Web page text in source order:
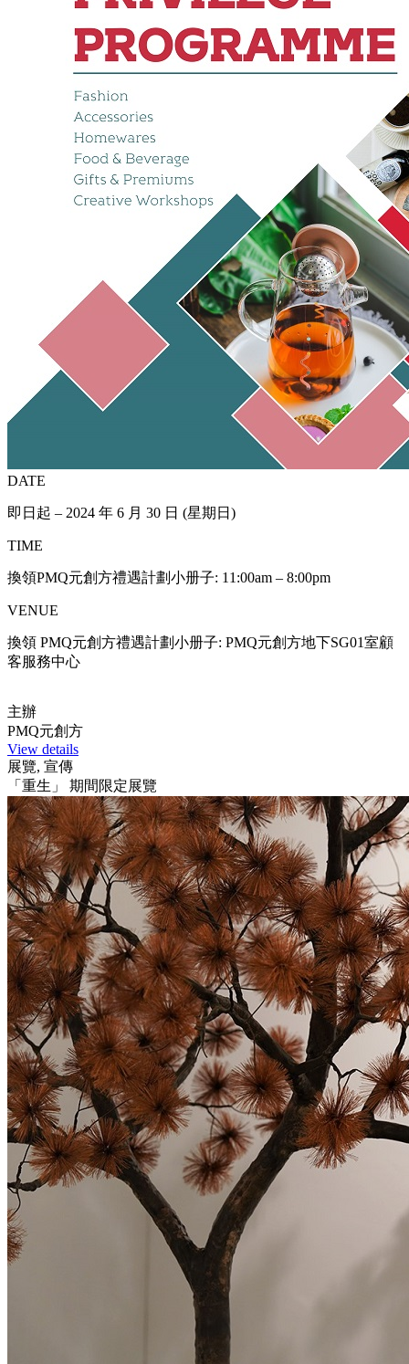
DATE
即日起 – 2024 年 6 月 30 日 (星期日)
TIME
換領PMQ元創方禮遇計劃小册子: 11:00am – 8:00pm
VENUE
換領 PMQ元創方禮遇計劃小册子: PMQ元創方地下SG01室顧
客服務中心
主辦
PMQ元創方
View details
展覽, 宣傳
「重生」 期間限定展覽